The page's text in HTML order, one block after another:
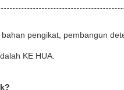
pengikat, pembangun
KE HUA.